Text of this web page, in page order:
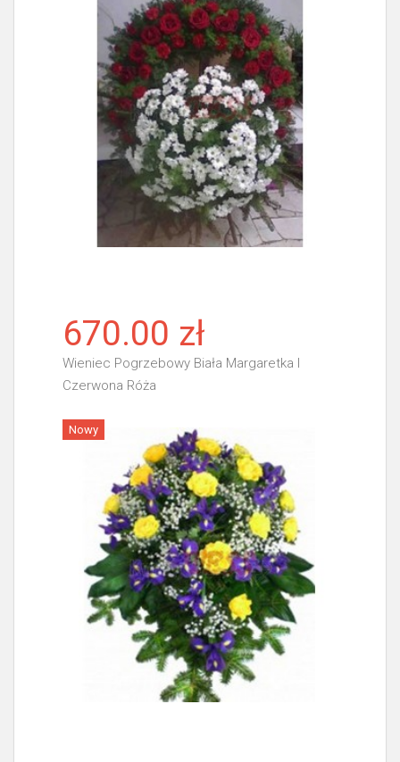
670.00 zł
Wieniec Pogrzebowy Biała Margaretka I
Czerwona Róża
Więcej
Nowy